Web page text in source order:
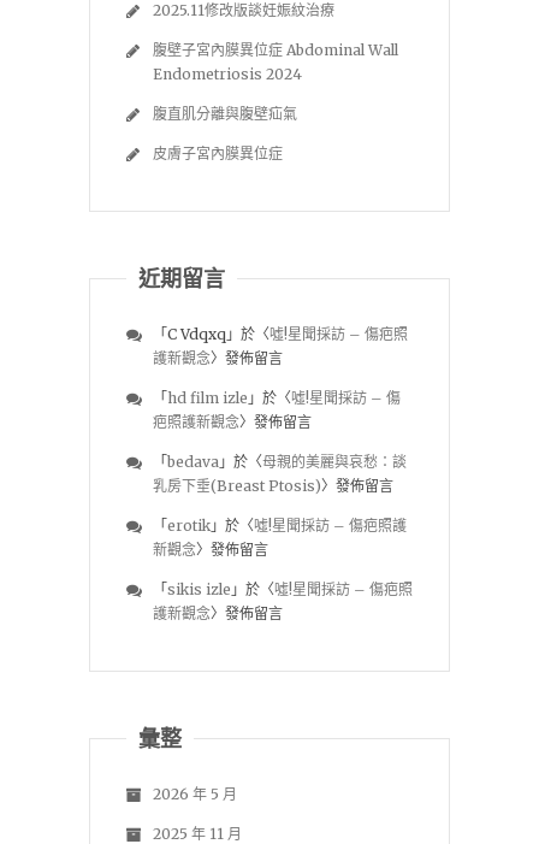
2025.11修改版談妊娠紋治療
腹壁子宮內膜異位症 Abdominal Wall
Endometriosis 2024
腹直肌分離與腹壁疝氣
皮膚子宮內膜異位症
近期留言
「 C Vdqxq 」於〈噓!星聞採訪 – 傷疤照
護新觀念〉發佈留言
「 hd film izle 」於〈噓!星聞採訪 – 傷
疤照護新觀念〉發佈留言
「 bedava 」於〈母親的美麗與哀愁：談
乳房下垂(Breast Ptosis)〉發佈留言
「 erotik 」於〈噓!星聞採訪 – 傷疤照護
新觀念〉發佈留言
「 sikis izle 」於〈噓!星聞採訪 – 傷疤照
護新觀念〉發佈留言
彙整
2026 年 5 月
2025 年 11 月